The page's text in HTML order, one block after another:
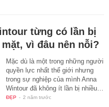
từng có lần bị
vì đâu nên nỗi?
Mặc dù là một trong những người
quyền lực nhất thế giới nhưng
trong sự nghiệp của mình Anna
Wintour đã không ít lần bị nhiều…
ĐẸP - 2 năm trước